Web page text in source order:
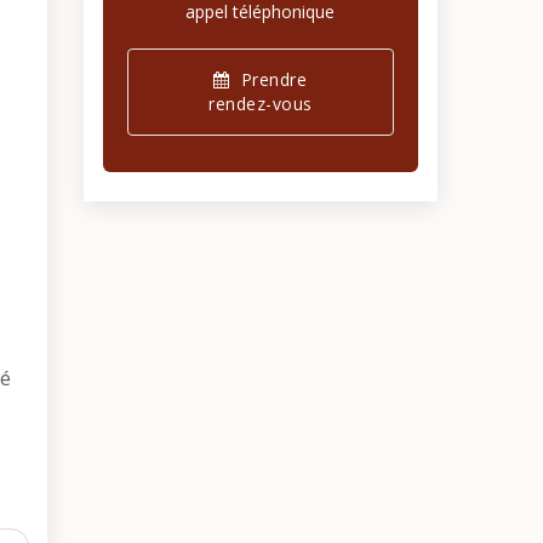
appel téléphonique
Prendre
rendez-vous